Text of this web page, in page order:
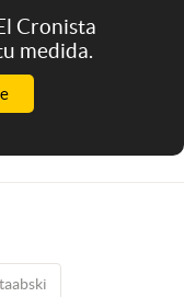
Cronista
medida.